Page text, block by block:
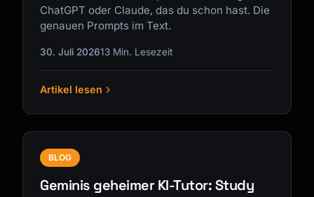
ChatGPT oder Claude, das du schon hast. Die
genauen Prompts im Text.
30. Juli 202613 Min. Lesezeit
Artikel lesen
BLOG
Geminis geheimer KI-Tutor: Study